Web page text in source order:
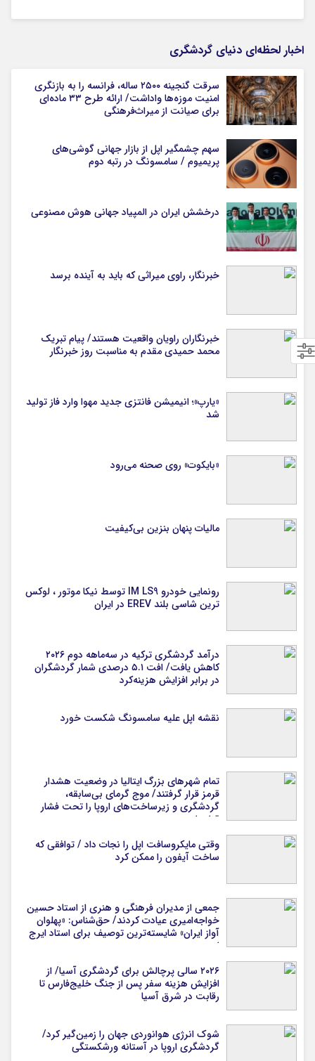
اخبار لحظه‌ای دنیای گردشگری
سرقت گنجینه ۲۵۰۰ ساله، فرانسه را به بازنگری
امنیت موزه‌ها واداشت/ ارائه طرح ۳۳ ماده‌ای
برای صیانت از میراث‌فرهنگی
سهم چشمگیر اپل از بازار جهانی گوشی‌های
پریمیوم / سامسونگ در رتبه دوم
درخشش ایران در المپیاد جهانی هوش مصنوعی
خبرنگار، راوی میراثی که باید به آینده برسد
خبرنگاران راویان واقعیت هستند/ پیام تبریک
محمد حمیدی مقدم به مناسبت روز خبرنگار
«یارپ»؛ انیمیشن فانتزی جدید مهوا وارد فاز تولید
شد
«بایکوت» روی صحنه می‌رود
مالیات پنهان بنزین بی‌کیفیت
رونمایی خودرو IM LS9 توسط نیکا موتور ، لوکس
ترین شاسی بلند EREV در ایران
درآمد گردشگری ترکیه در سه‌ماهه دوم ۲۰۲۶
کاهش یافت/ افت ۵.۱ درصدی شمار گردشگران
در برابر افزایش هزینه‌کرد
نقشه اپل علیه سامسونگ شکست خورد
تمام شهرهای بزرگ ایتالیا در وضعیت هشدار
قرمز قرار گرفتند/ موج گرمای بی‌سابقه،
گردشگری و زیرساخت‌های اروپا را تحت فشار
قرار داد
وقتی مایکروسافت اپل را نجات داد / توافقی که
ساخت آیفون را ممکن کرد
جمعی از مدیران فرهنگی و هنری از استاد حسین
خواجه‌امیری عیادت کردند/ حق‌شناس: «پهلوان
آواز ایران» شایسته‌ترین توصیف برای استاد ایرج
است
۲۰۲۶ سالی پرچالش برای گردشگری آسیا/ از
افزایش هزینه سفر پس از جنگ خلیج‌فارس تا
رقابت در شرق آسیا
شوک انرژی هوانوردی جهان را زمین‌گیر کرد/
گردشگری اروپا در آستانه ورشکستگی